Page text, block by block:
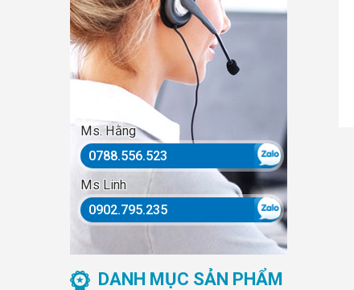
Ms. Hằng
0788.556.523
Ms Linh
0902.795.235
DANH MỤC SẢN PHẨM